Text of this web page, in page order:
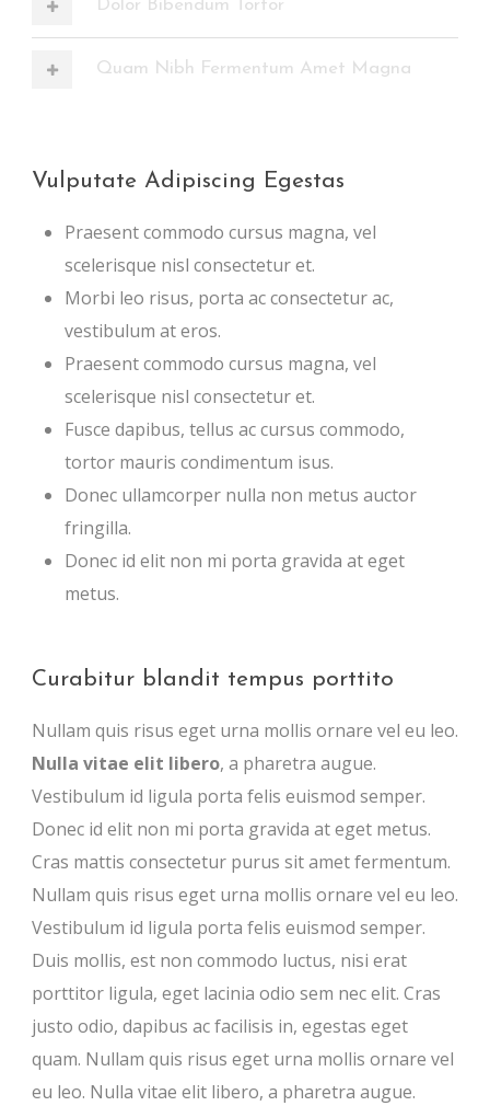
Dolor Bibendum Tortor
Quam Nibh Fermentum Amet Magna
Vulputate Adipiscing Egestas
Praesent commodo cursus magna, vel
scelerisque nisl consectetur et.
Morbi leo risus, porta ac consectetur ac,
vestibulum at eros.
Praesent commodo cursus magna, vel
scelerisque nisl consectetur et.
Fusce dapibus, tellus ac cursus commodo,
tortor mauris condimentum isus.
Donec ullamcorper nulla non metus auctor
fringilla.
Donec id elit non mi porta gravida at eget
metus.
Curabitur blandit tempus porttito
Nullam quis risus eget urna mollis ornare vel eu leo.
Nulla vitae elit libero, a pharetra augue.
Vestibulum id ligula porta felis euismod semper.
Donec id elit non mi porta gravida at eget metus.
Cras mattis consectetur purus sit amet fermentum.
Nullam quis risus eget urna mollis ornare vel eu leo.
Vestibulum id ligula porta felis euismod semper.
Duis mollis, est non commodo luctus, nisi erat
porttitor ligula, eget lacinia odio sem nec elit. Cras
justo odio, dapibus ac facilisis in, egestas eget
quam. Nullam quis risus eget urna mollis ornare vel
eu leo. Nulla vitae elit libero, a pharetra augue.